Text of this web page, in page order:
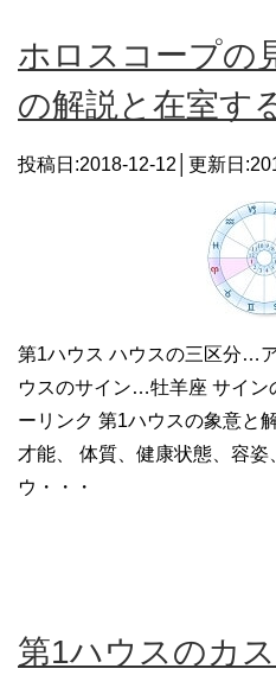
ホロスコープの
の解説と在室す
投稿日:2018-12-12│更新日:
第1ハウス ハウスの三区分…
ウスのサイン…牡羊座 サイ
ーリンク 第1ハウスの象意と
才能、 体質、健康状態、容
ウ・・・
第1ハウスのカ